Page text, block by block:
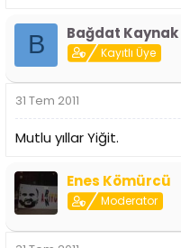
B Bağdat Kaynak
Kayıtlı Üye
31 Tem 2011
Mutlu yıllar Yiğit.
Enes Kömürcü
Moderator